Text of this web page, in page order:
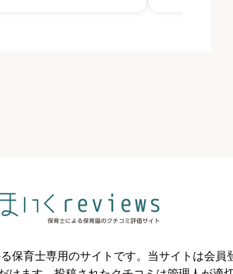
必須
保育士専用のサイトです。当サイトは会